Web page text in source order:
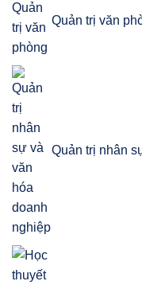
Quản trị văn
Quản trị nhân